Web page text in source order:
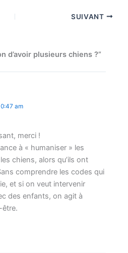
SUIVANT
d’avoir plusieurs chiens ?”
am
merci !
à « humaniser » les
chiens, alors qu’ils ont
comprendre les codes qui
et si on veut intervenir
des enfants, on agit à
être.